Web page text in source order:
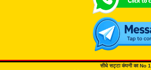
सीधे सट्टा कंपनी का No